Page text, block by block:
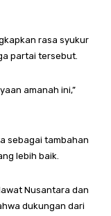
rasa syukur
partai tersebut.
amanah ini,”
sebagai tambahan
lebih baik.
Nusantara dan
dukungan dari